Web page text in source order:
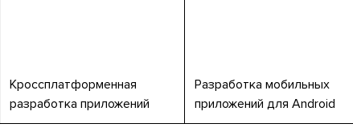
Кроссплатформенная
разработка приложений
Разработка мобильных
приложений для Android